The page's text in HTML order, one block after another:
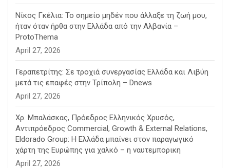
Νίκος Γκέλια: Το σημείο μηδέν που άλλαξε τη ζωή μου,
ήταν όταν ήρθα στην Ελλάδα από την Αλβανία –
ProtoThema
April 27, 2026
Γεραπετρίτης: Σε τροχιά συνεργασίας Ελλάδα και Λιβύη
μετά τις επαφές στην Τρίπολη – Dnews
April 27, 2026
Χρ. Μπαλάσκας, Πρόεδρος Ελληνικός Χρυσός,
Αντιπρόεδρος Commercial, Growth & External Relations,
Eldorado Group: Η Ελλάδα μπαίνει στον παραγωγικό
χάρτη της Ευρώπης για χαλκό – η ναυτεμπορικη
April 27, 2026